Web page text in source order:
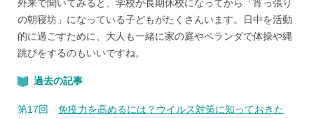
外来で聞いてみると、学校が長期休校になってから「宵っ張り
の朝寝坊」になっている子どもがたくさんいます。日中を活動
的に過ごすために、大人も一緒に家の庭やベランダで体操や縄
跳びをするのもいいですね。
過去の記事
第17回
免疫力を高めるには？ウイルス対策に知っておきた